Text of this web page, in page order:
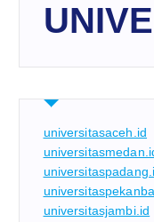
universitasaceh.id
universitasjambi.id